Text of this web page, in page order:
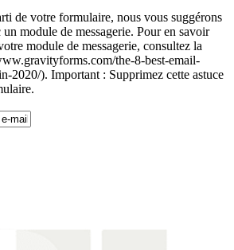
de votre formulaire, nous vous suggérons
module de messagerie. Pour en savoir
module de messagerie, consultez la
the-8-best-email-
2020/). Important : Supprimez cette astuce